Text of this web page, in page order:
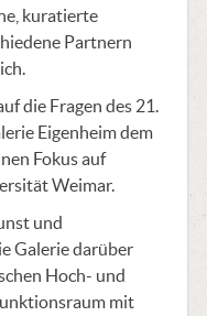
kuratierte
Partnern
die Fragen des 21.
Eigenheim dem
Fokus auf
Weimar.
und
Galerie darüber
Hoch- und
mit